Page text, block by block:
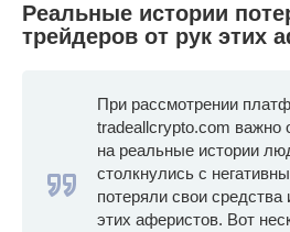
Реальные истории
трейдеров от рук этих
При рассмотрении
tradeallcrypto.com важно
на реальные истории
столкнулись с
потеряли свои средства
этих аферистов. Вот